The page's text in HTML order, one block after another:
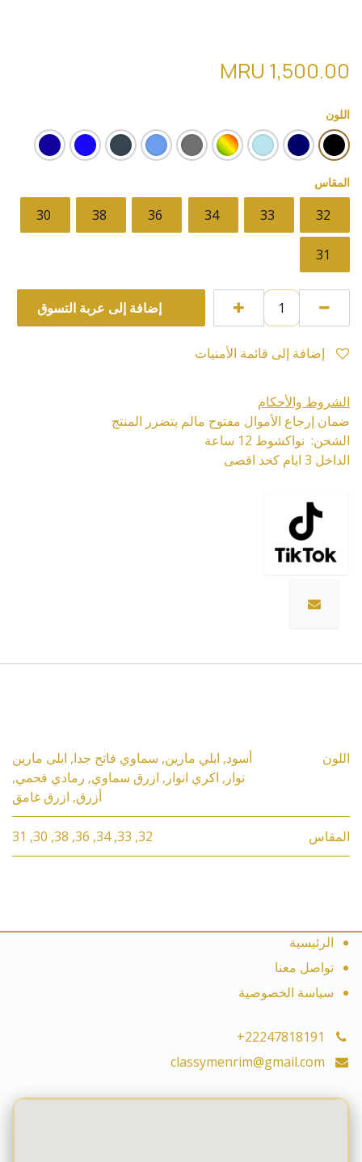
1,500.00
اللون
المقاس
32
33
34
36
38
30
31
إضافة إلى عربة التسوق
الشروط والأحكام
ضمان إرجاع الأموال مفتوح مالم يتضرر المنتج
الشحن: نواكشوط 12 ساعة
الداخل 3 ايام كحد اقصى
اللون أسود, ابلي مارين, سماوي فاتح جدا, ابلى مارين
نوار , اكري انوار , ازرق سماوي, رمادي فحمي,
أزرق, ازرق غامق
المقاس 32
,
33
,
34
,
36
,
38
,
30
,
31
الرئيسية
تواصل معنا
سياسة الخصوصية
+22247818191
classymenrim@gmail.com